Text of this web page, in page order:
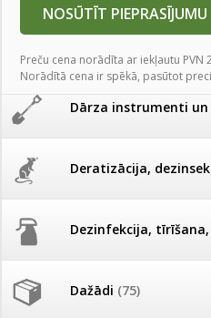
Dārza instrumenti
Deratizācija,
Dezinfekcija,
Dažādi (75)
Tomātu sēklu katalogs
Tomātu diena
Tagad Vitrol GB arī 20kg
iepakojumā!
Tomātu diena 21.augustā
Ievešanas atļaujas 2025
Visas datu drošības lapas (DDL)
vienuviet
NOSŪTĪT PIEPRASĪJUMU
Preču cena norādīta ar iekļautu PVN
Norādītā cena ir spēkā, pasūtot
Līzinga kalkulators
Pirmā iemaksa
* Kalkulatoru aprēķinam ir